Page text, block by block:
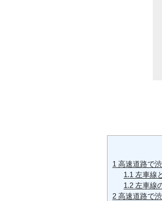
1 高速道路で
1.1左車線
1.2左車線
2 高速道路で